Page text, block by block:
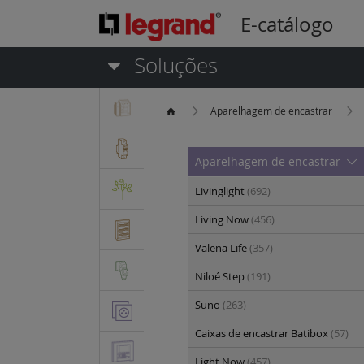
E-catálogo
Soluções
Aparelhagem de encastrar
Aparelhagem de encastrar
Livinglight(692)
Living Now(456)
Valena Life(357)
Niloé Step(191)
Suno (263)
Caixas de encastrar Batibox(57)